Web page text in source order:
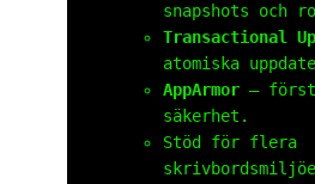
snapshots och
Transactional
atomiska
AppArmor –
säkerhet.
Stöd för flera